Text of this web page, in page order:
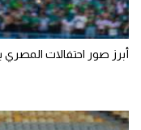
أبرز صور احتفالات المصري